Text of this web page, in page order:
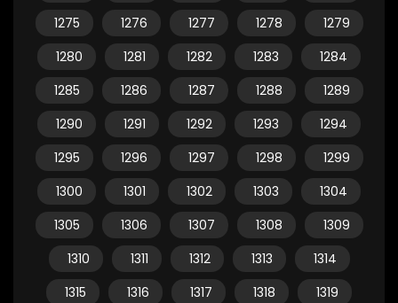
1275
1276 1277 1278
1279
1280
1281 1282 1283
1284
1285
1286 1287 1288
1289
1290
1291 1292 1293
1294
1295
1296 1297 1298
1299
1300
1301 1302 1303
1304
1305
1306 1307 1308
1309
1310
1311 1312 1313
1314
1315
1316 1317 1318
1319